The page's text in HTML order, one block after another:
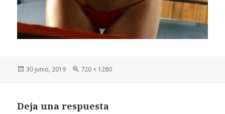
Publicado
30 junio, 2019
Tamaño
720 × 1280
Deja una respuesta